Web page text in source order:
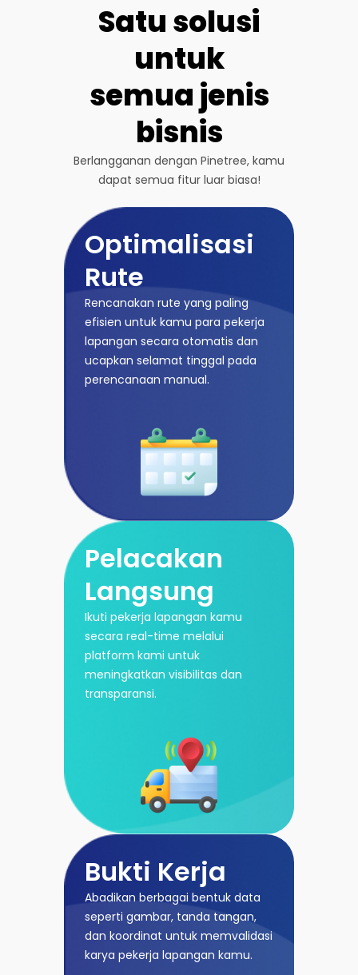
Satu solusi
untuk
semua jenis
bisnis
Berlangganan dengan Pinetree, kamu
dapat semua fitur luar biasa!
Optimalisasi
Rute
Rencanakan rute yang paling
efisien untuk kamu para pekerja
lapangan secara otomatis dan
ucapkan selamat tinggal pada
perencanaan manual.
Pelacakan
Langsung
Ikuti pekerja lapangan kamu
secara real-time melalui
platform kami untuk
meningkatkan visibilitas dan
transparansi.
Bukti Kerja
Abadikan berbagai bentuk data
seperti gambar, tanda tangan,
dan koordinat untuk memvalidasi
karya pekerja lapangan kamu.